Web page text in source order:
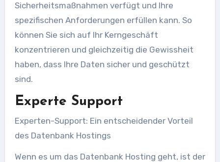
Sicherheitsmaßnahmen verfügt und Ihre
spezifischen Anforderungen erfüllen kann. So
können Sie sich auf Ihr Kerngeschäft
konzentrieren und gleichzeitig die Gewissheit
haben, dass Ihre Daten sicher und geschützt
sind.
Experte Support
Experten-Support: Ein entscheidender Vorteil
des Datenbank Hostings
Wenn es um das Datenbank Hosting geht, ist der